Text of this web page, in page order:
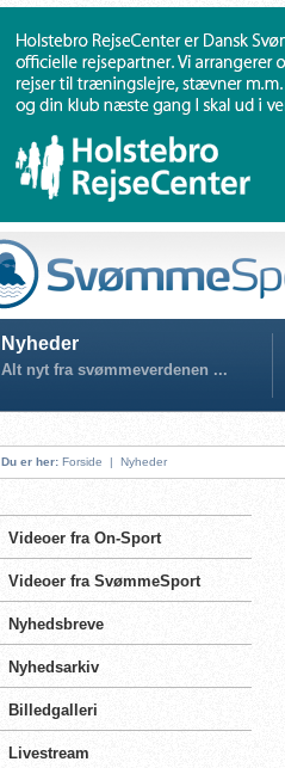
Nyheder
Alt nyt fra svømmeverdenen ...
Du er her: Forside | Nyheder
Videoer fra On-Sport
Videoer fra SvømmeSport
Nyhedsbreve
Nyhedsarkiv
Billedgalleri
Livestream